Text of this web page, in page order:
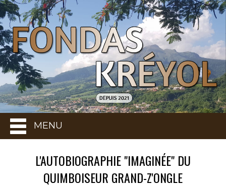
MENU
L'AUTOBIOGRAPHIE "IMAGINÉE" DU
QUIMBOISEUR GRAND-Z'ONGLE